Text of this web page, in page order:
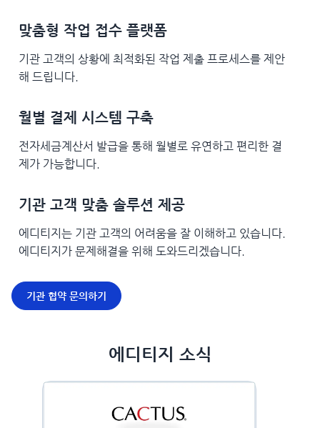
맞춤형 작업 접수 플랫폼
기관 고객의 상황에 최적화된 작업 제출 프로세스를 제안
해 드립니다.
월별 결제 시스템 구축
전자세금계산서 발급을 통해 월별로 유연하고 편리한 결
제가 가능합니다.
기관 고객 맞춤 솔루션 제공
에디티지는 기관 고객의 어려움을 잘 이해하고 있습니다.
에디티지가 문제해결을 위해 도와드리겠습니다.
기관 협약 문의하기
에디티지 소식